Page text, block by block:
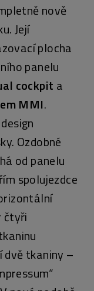
nově
Její
plocha
panelu
cockpit a
MMI.
Ozdobné
od panelu
spolujezdce
čtyři
dvě tkaniny –